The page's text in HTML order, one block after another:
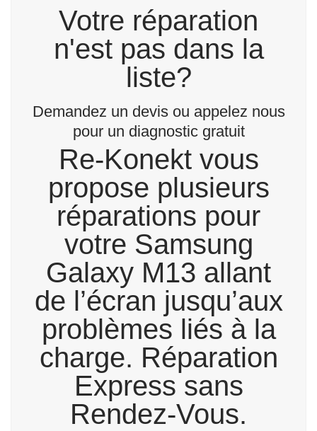
Votre réparation
n'est pas dans la
liste?
Demandez un devis ou appelez nous
pour un diagnostic gratuit
Re-Konekt vous
propose plusieurs
réparations pour
votre Samsung
Galaxy M13 allant
de l’écran jusqu’aux
problèmes liés à la
charge. Réparation
Express sans
Rendez-Vous.